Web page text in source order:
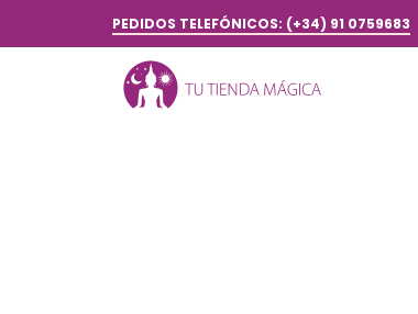
PEDIDOS TELEFÓNICOS: (+34) 91 0759683